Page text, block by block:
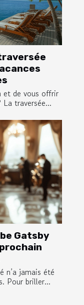
et de vous offrir
traversée...
Gatsby
n’a jamais été
Pour briller...